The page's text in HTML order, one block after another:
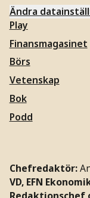
Ändra
Play
Finansmagasinet
Börs
Vetenskap
Bok
Podd
Chefredaktör:
VD, EFN